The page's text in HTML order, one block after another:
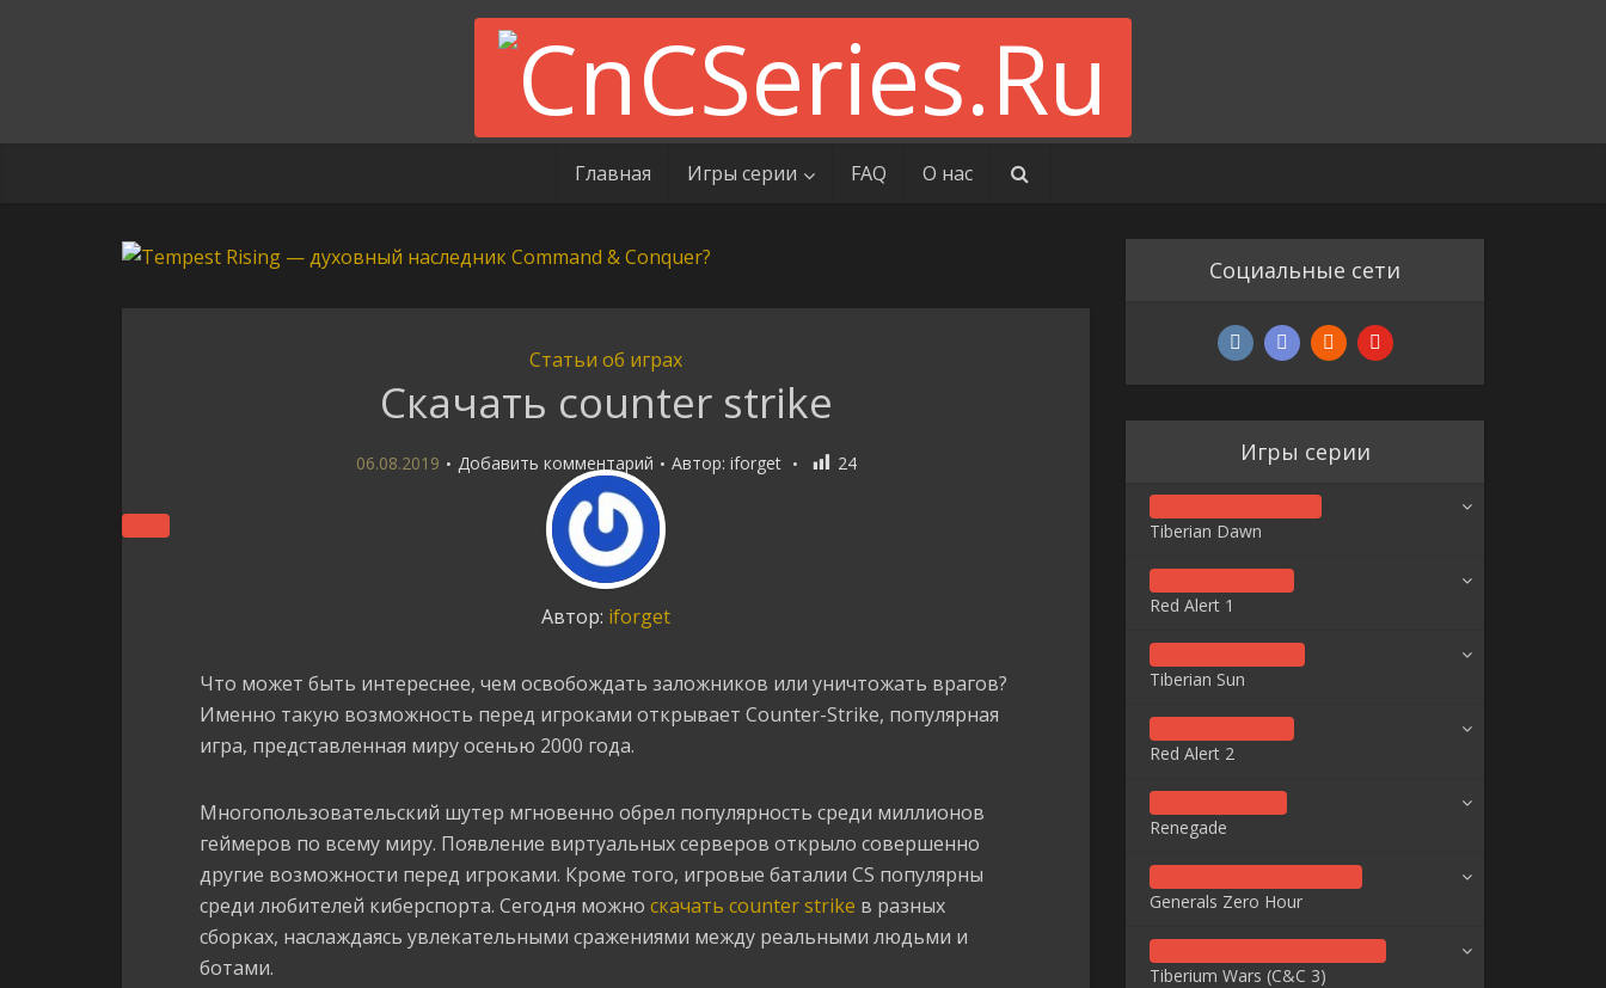
Главная Игры серии FAQ О нас
Статьи об играх
Скачать counter strike
06.08.2019 Добавить комментарий Автор: iforget 24
Автор: iforget
Что может быть интереснее, чем освобождать заложников или уничтожать врагов?
Именно такую возможность перед игроками открывает Counter-Strike, популярная
игра, представленная миру осенью 2000 года.
Многопользовательский шутер мгновенно обрел популярность среди миллионов
геймеров по всему миру. Появление виртуальных серверов открыло совершенно
другие возможности перед игроками. Кроме того, игровые баталии CS популярны
среди любителей киберспорта. Сегодня можно скачать counter strike в разных
сборках, наслаждаясь увлекательными сражениями между реальными людьми и
ботами.
Социальные сети
Игры серии
Tiberian Dawn
Red Alert 1
Tiberian Sun
Red Alert 2
Renegade
Generals Zero Hour
Tiberium Wars (C&C 3)